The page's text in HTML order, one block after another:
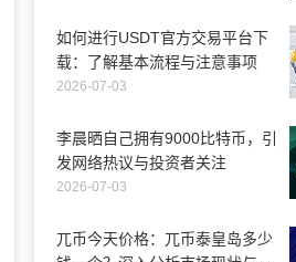
如何进行USDT官方交易平台下
载：了解基本流程与注意事项
2026-07-03
李晨晒自己拥有9000比特币，引
发网络热议与投资者关注
2026-07-03
兀币今天价格：兀币泰皇岛多少